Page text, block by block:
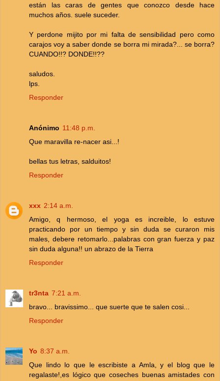
están las caras de gentes que conozco desde hace
muchos años. suele suceder.
Y perdone mijito por mi falta de sensibilidad pero como
carajos voy a saber donde se borra mi mirada?... se borra?
CUANDO!!? DONDE!!??
saludos.
lps.
Responder
Anónimo 11:48 p.m.
Que maravilla re-nacer asi...!
bellas tus letras, salduitos!
Responder
xxx 2:14 a.m.
Amigo, q hermoso, el yoga es increible, lo estuve
practicando por un tiempo y sin duda se curaron mis
males, debere retomarlo...palabras con gran fuerza y paz
sin duda alguna!! un abrazo de la Tierra
Responder
tr3nta 7:21 a.m.
bravo... bravissimo... que suerte que te salen cosi...
Responder
Yo 8:37 a.m.
Que lindo lo que le escribiste a Amla, y el blog que le
regalaste!,es lógico que coseches buenas amistades con